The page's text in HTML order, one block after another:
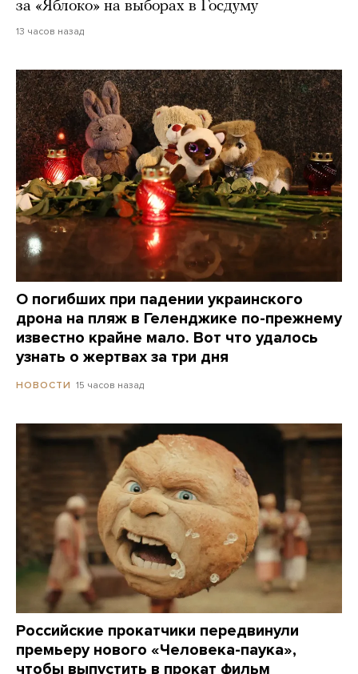
за «Яблоко» на выборах в Госдуму
13 часов назад
О погибших при падении украинского
дрона на пляж в Геленджике по-прежнему
известно крайне мало. Вот что удалось
узнать о жертвах за три дня
НОВОСТИ 15 часов назад
Российские прокатчики передвинули
премьеру нового «Человека-паука»,
чтобы выпустить в прокат фильм